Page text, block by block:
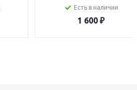
Есть в наличии
1 600₽